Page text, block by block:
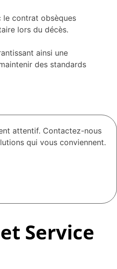
le contrat obsèques
lors du décès.
ainsi une
des standards
attentif. Contactez-nous
qui vous conviennent.
Service